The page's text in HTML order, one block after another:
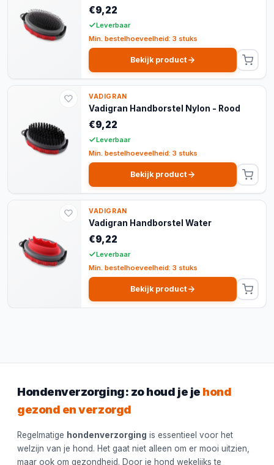
€9,22
Leverbaar
Min. bestelhoeveelheid: 3 stuks
Bekijk product
VADIGRAN
Vadigran Handborstel Nylon - Rood
€9,22
Leverbaar
Min. bestelhoeveelheid: 3 stuks
Bekijk product
VADIGRAN
Vadigran Handborstel Water
€9,22
Leverbaar
Min. bestelhoeveelheid: 3 stuks
Bekijk product
Hondenverzorging: zo houd je je hond
gezond en verzorgd
Regelmatige hondenverzorging is essentieel voor het
welzijn van je hond. Het gaat niet alleen om er mooi uitzien,
maar ook om gezondheid. Door je hond wekelijks te